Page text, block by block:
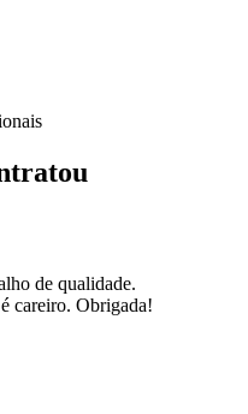
de qualidade.
careiro. Obrigada!